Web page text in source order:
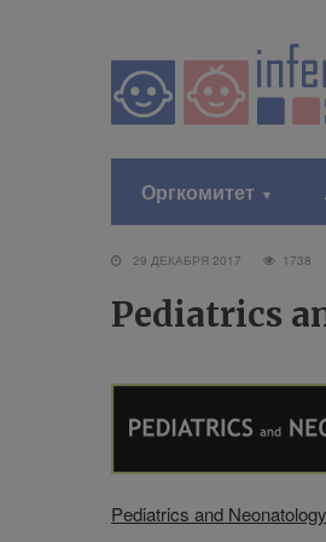
Оргкомитет
29 ДЕКАБРЯ 2017
Pediatrics
Pediatrics and Neonatology